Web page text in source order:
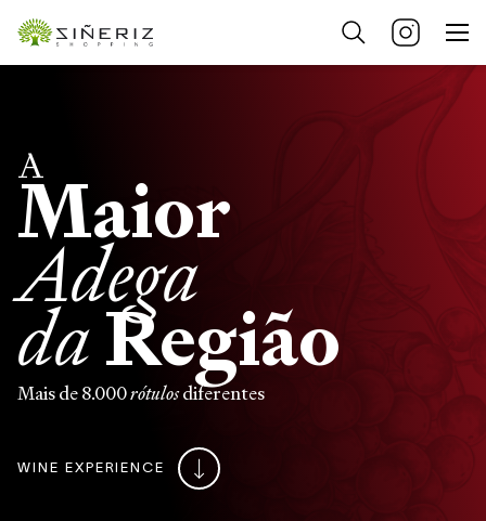
A
Maior
Adega
daRegião
Mais de 8.000rótulosdiferentes
WINE EXPERIENCE